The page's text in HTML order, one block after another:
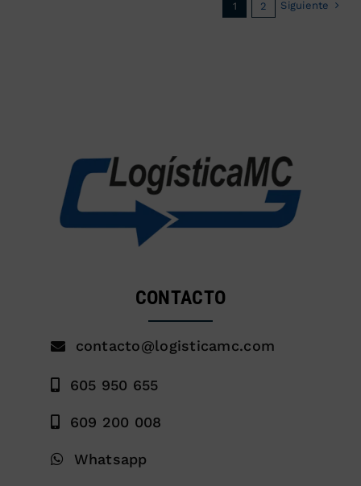
1 2 Siguiente
CONTACTO
contacto@logisticamc.com
605 950 655
609 200 008
Whatsapp